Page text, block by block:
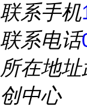
联系手机
联系电话
所在地址
创中心